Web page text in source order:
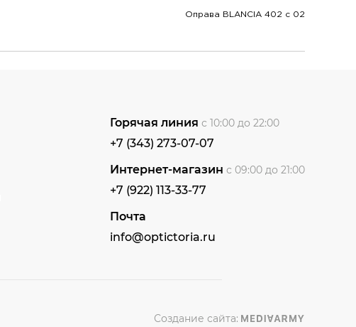
Оправа BLANCIA 402 c 02
Горячая линия с 10:00 до 22:00
+7 (343) 273-07-07
Интернет-магазин с 09:00 до 21:00
+7 (922) 113-33-77
Почта
info@optictoria.ru
Создание сайта: